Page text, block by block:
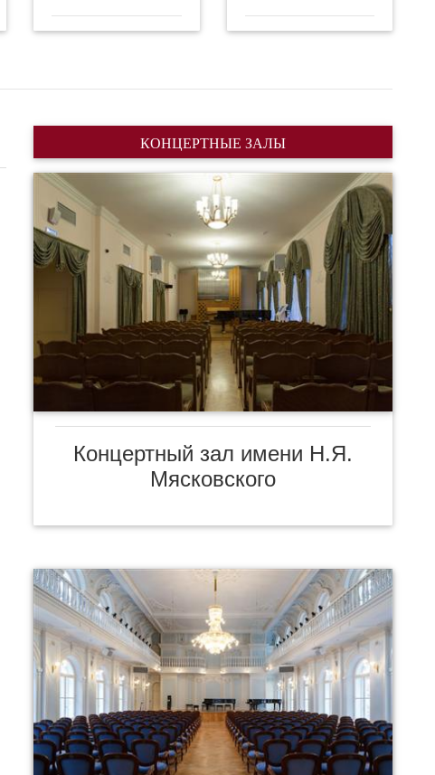
КОНЦЕРТНЫЕ ЗАЛЫ
Концертный зал имени Н.Я.
Мясковского